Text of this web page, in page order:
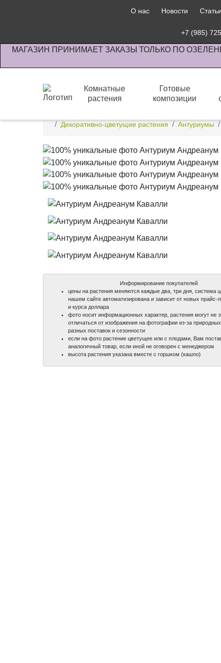
О нас Новости Статьи
+7 (985)
МАГАЗИН ПРИНИМАЕТ ЗАКАЗЫ ТОЛЬКО ПО
Комнатные
растения
Готовые
композиции
Декоративно-цветущие растения
Антуриумы
Информирование покупателей
цены на растения меняются каждые два, три дня, система
нашем сайте автоматизирована и зависит от новых прайс-
и курса доллара
фото носит информационных характер, растения могут не
отличаться от изображения на фотографии из-за природных
разных поставок и сезонности
если на фото растение цветущее или с плодами, Вам
аналогичный товар, если иной не оговорен с менеджером
высота растения указана вместе с горшком (кашпо)